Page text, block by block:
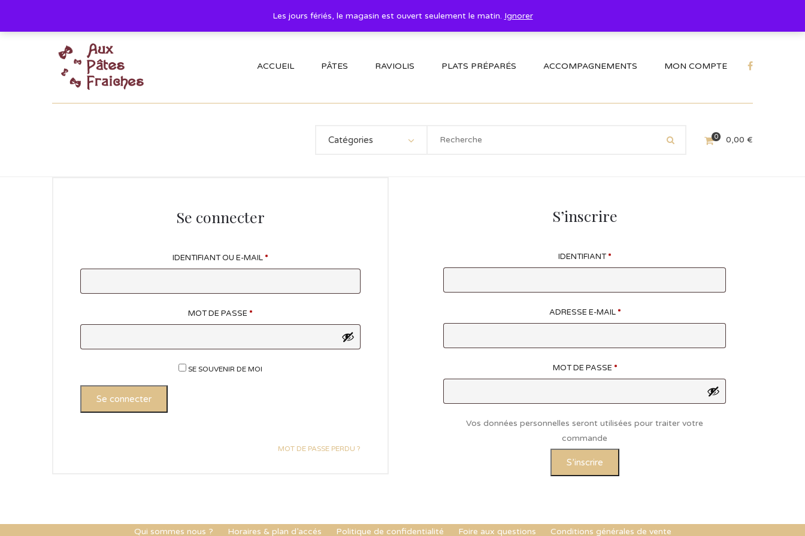
Les jours fériés, le magasin est ouvert seulement le matin. Ignorer
ACCUEIL PÂTES RAVIOLIS PLATS PRÉPARÉS ACCOMPAGNEMENTS MON COMPTE
Catégories 0 0,00 €
Se connecter
IDENTIFIANT OU E-MAIL *
MOT DE PASSE *
SE SOUVENIR DE MOI
Se connecter
MOT DE PASSE PERDU ?
S’inscrire
IDENTIFIANT *
ADRESSE E-MAIL *
MOT DE PASSE *
Vos données personnelles seront utilisées pour traiter votre
commande
S’inscrire
Qui sommes nous ? Horaires & plan d’accés Politique de confidentialité Foire aux questions Conditions générales de vente